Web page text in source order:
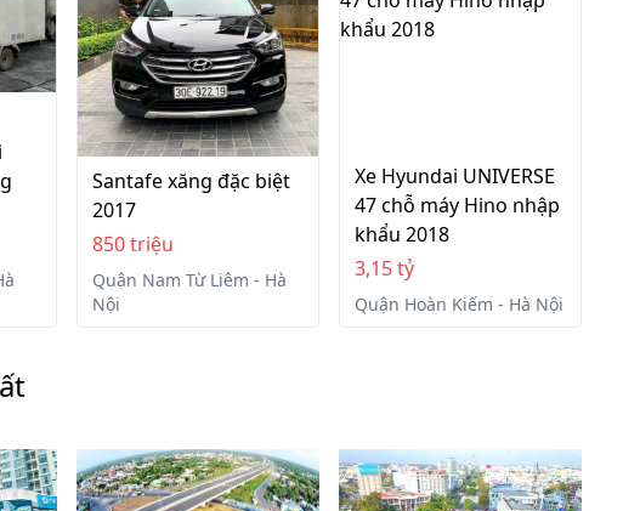
Santafe xăng đặc biệt
2017
850 triệu
Quận Nam Từ Liêm - Hà
Nội
Xe Hyundai UNIVERSE
47 chỗ máy Hino nhập
khẩu 2018
3,15 tỷ
Quận Hoàn Kiếm - Hà Nội